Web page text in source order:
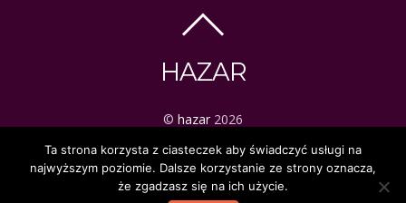
HAZAR
© hazar 2026
ezoteryka | tarot | mistyka
Ta strona korzysta z ciasteczek aby świadczyć usługi na
najwyższym poziomie. Dalsze korzystanie ze strony oznacza,
że zgadzasz się na ich użycie.